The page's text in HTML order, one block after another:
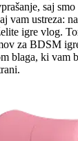
saj
vam ustreza:
igre vlog.
za BDSM
blaga, ki vam